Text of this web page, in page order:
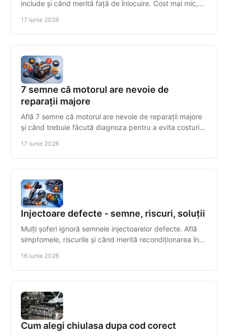
include și când merită față de înlocuire. Cost mai mic,
17 iunie 2026
7 semne că motorul are nevoie de
reparații majore
Află 7 semne că motorul are nevoie de reparații majore
și când trebuie făcută diagnoza pentru a evita costuri
17 iunie 2026
Injectoare defecte - semne, riscuri, soluții
Mulți șoferi ignoră semnele injectoarelor defecte. Află
simptomele, riscurile și când merită recondiționarea în
16 iunie 2026
Cum alegi chiulasa dupa cod corect